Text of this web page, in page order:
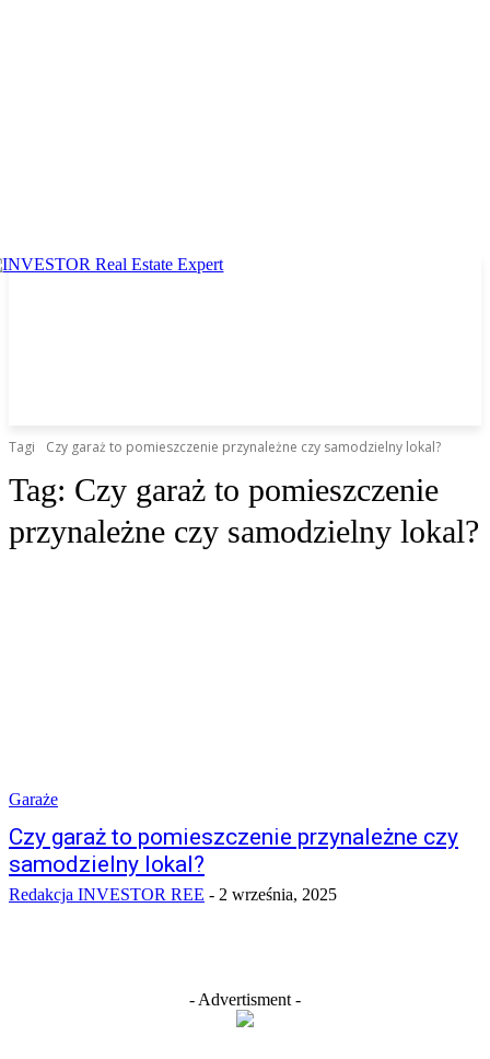
Tagi Czy garaż to pomieszczenie przynależne czy samodzielny lokal?
Tag: Czy garaż to pomieszczenie
przynależne czy samodzielny lokal?
Garaże
Czy garaż to pomieszczenie przynależne czy
samodzielny lokal?
Redakcja INVESTOR REE - 2 września, 2025
- Advertisment -